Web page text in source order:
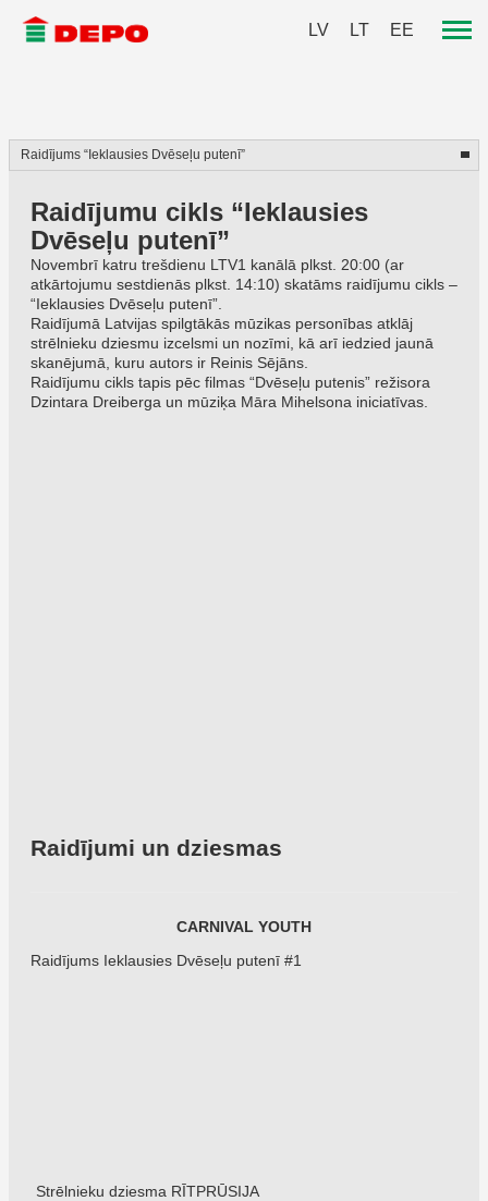
LV LT EE
Raidījumu cikls “Ieklausies
Dvēseļu putenī”
Novembrī katru trešdienu LTV1 kanālā plkst. 20:00 (ar
atkārtojumu sestdienās plkst. 14:10) skatāms raidījumu cikls –
“Ieklausies Dvēseļu putenī”.
Raidījumā Latvijas spilgtākās mūzikas personības atklāj
strēlnieku dziesmu izcelsmi un nozīmi, kā arī iedzied jaunā
skanējumā, kuru autors ir Reinis Sējāns.
Raidījumu cikls tapis pēc filmas “Dvēseļu putenis” režisora
Dzintara Dreiberga un mūziķa Māra Mihelsona iniciatīvas.
Raidījumi un dziesmas
CARNIVAL YOUTH
Raidījums Ieklausies Dvēseļu putenī #1
Strēlnieku dziesma RĪTPRŪSIJA